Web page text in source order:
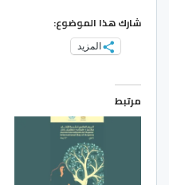
شارك هذا الموضوع:
المزيد
مرتبط